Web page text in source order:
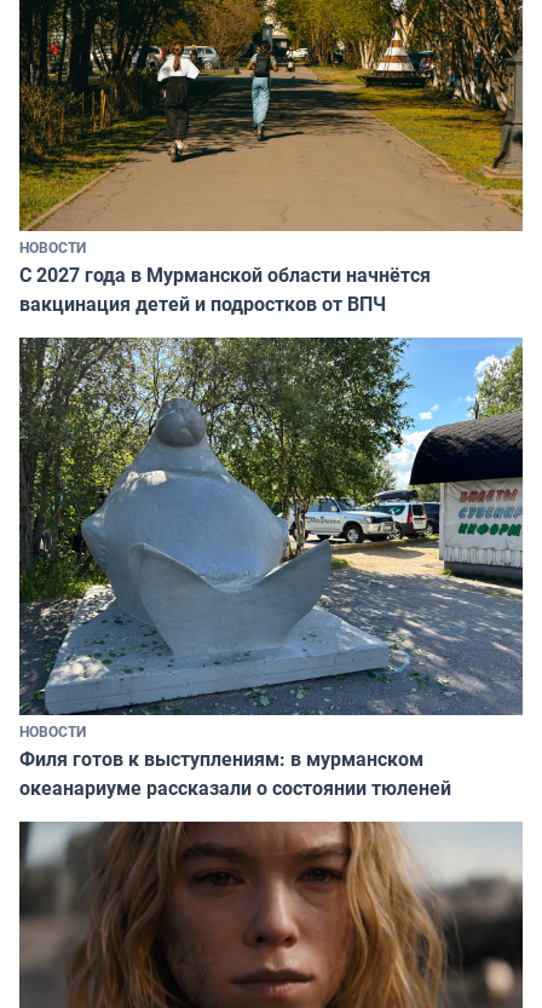
НОВОСТИ
С 2027 года в Мурманской области начнётся
вакцинация детей и подростков от ВПЧ
НОВОСТИ
Филя готов к выступлениям: в мурманском
океанариуме рассказали о состоянии тюленей